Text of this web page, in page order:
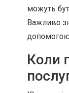
можуть
Важливо
Коли